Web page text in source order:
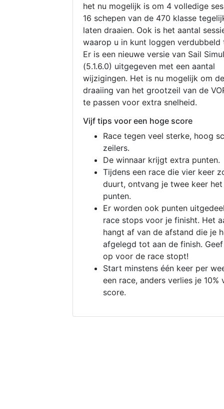
het nu mogelijk is om 4 volledige
16 schepen van de 470 klasse
laten draaien. Ook is het aantal
waarop u in kunt loggen verdubbeld
Er is een nieuwe versie van Sail
(5.1.6.0) uitgegeven met een aantal
wijzigingen. Het is nu mogelijk om de
draaiing van het grootzeil van de
te passen voor extra snelheid.
Vijf tips voor een hoge score
Race tegen veel sterke, hoog
zeilers.
De winnaar krijgt extra punten.
Tijdens een race die vier keer
duurt, ontvang je twee keer
punten.
Er worden ook punten
race stops voor je finisht. Het
hangt af van de afstand die je
afgelegd tot aan de finish.
op voor de race stopt!
Start minstens één keer per
een race, anders verlies je 10%
score.